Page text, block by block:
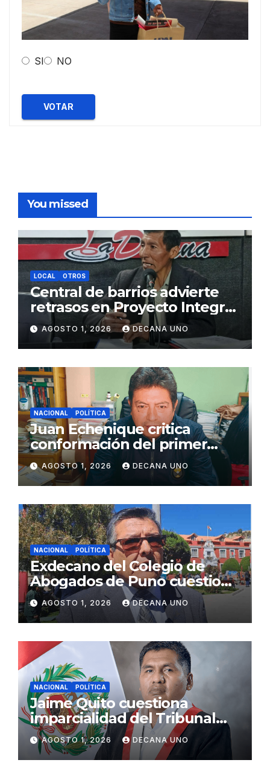
SI NO
VOTAR
You missed
LOCAL OTROS
Central de barrios advierte
retrasos en Proyecto Integral
de Agua y Alcantarillado para
Juliaca
AGOSTO 1, 2026 DECANA UNO
NACIONAL POLÍTICA
Juan Echenique critica
conformación del primer
gabinete ministerial de Keiko
Fujimori
AGOSTO 1, 2026 DECANA UNO
NACIONAL POLÍTICA
Exdecano del Colegio de
Abogados de Puno cuestiona
propuestas sobre seguridad
ciudadana
AGOSTO 1, 2026 DECANA UNO
NACIONAL POLÍTICA
Jaime Quito cuestiona
imparcialidad del Tribunal
Constitucional tras liberación
de Ollanta Humala
AGOSTO 1, 2026 DECANA UNO